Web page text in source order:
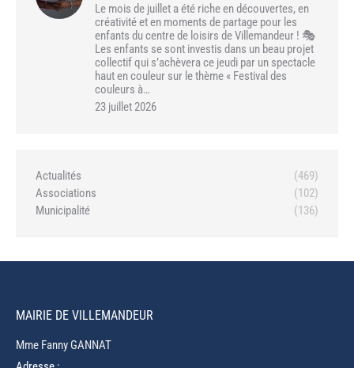
Le mois de juillet a été riche en découvertes, en
créativité et en moments de partage pour les
enfants du centre de loisirs de Villemandeur ! 🎭
Les enfants se sont investis dans un beau projet
collectif qui s’achèvera ce jeudi par un spectacle
haut en couleur sur le thème « Festival des
couleurs à…
23 juillet 2026
Actualités
(469)
Associations
(102)
Municipalité
(136)
MAIRIE DE VILLEMANDEUR
Mme Fanny GANNAT